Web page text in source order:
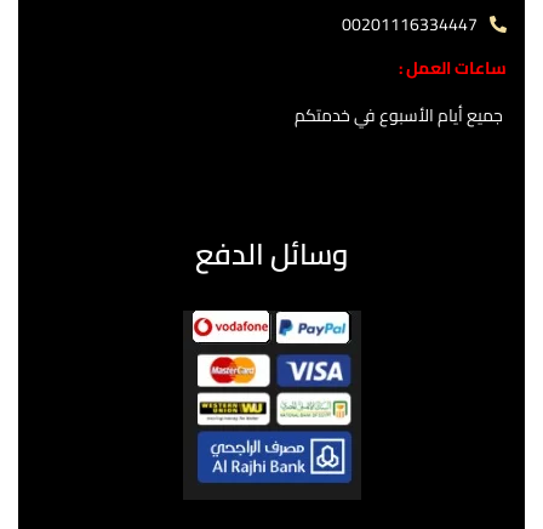
00201116334447
ساعات العمل :
جميع أيام الأسبوع في خدمتكم
وسائل الدفع